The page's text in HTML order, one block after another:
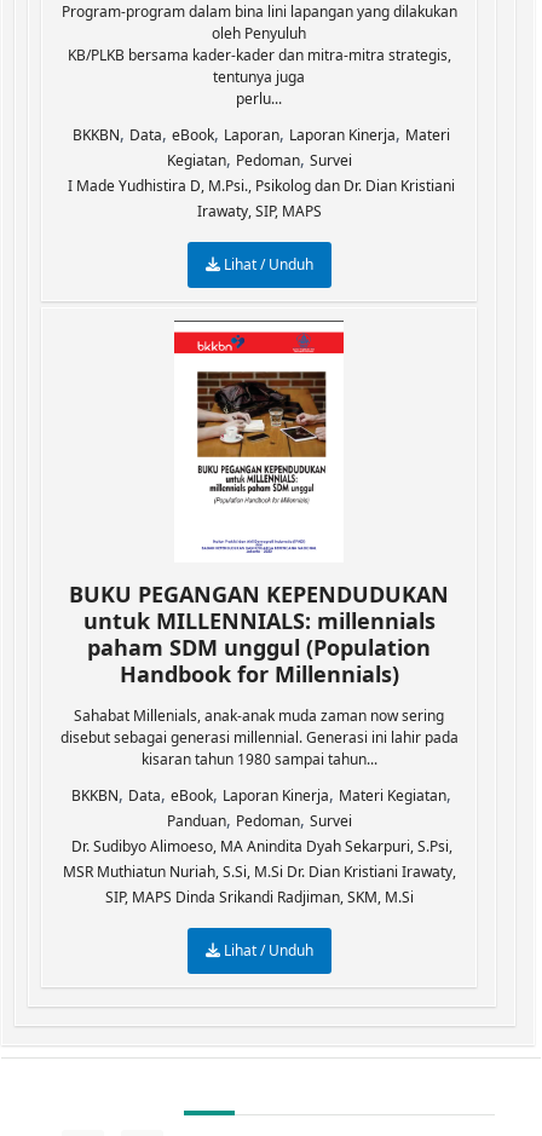
Program-program dalam bina lini lapangan yang dilakukan
oleh Penyuluh
KB/PLKB bersama kader-kader dan mitra-mitra strategis,
tentunya juga
perlu...
BKKBN, Data, eBook, Laporan, Laporan Kinerja, Materi
Kegiatan, Pedoman, Survei
I Made Yudhistira D, M.Psi., Psikolog dan Dr. Dian Kristiani
Irawaty, SIP, MAPS
Lihat / Unduh
BUKU PEGANGAN KEPENDUDUKAN
untuk MILLENNIALS: millennials
paham SDM unggul (Population
Handbook for Millennials)
Sahabat Millenials, anak-anak muda zaman now sering
disebut sebagai generasi millennial. Generasi ini lahir pada
kisaran tahun 1980 sampai tahun...
BKKBN, Data, eBook, Laporan Kinerja, Materi Kegiatan,
Panduan, Pedoman, Survei
Dr. Sudibyo Alimoeso, MA Anindita Dyah Sekarpuri, S.Psi,
MSR Muthiatun Nuriah, S.Si, M.Si Dr. Dian Kristiani Irawaty,
SIP, MAPS Dinda Srikandi Radjiman, SKM, M.Si
Lihat / Unduh